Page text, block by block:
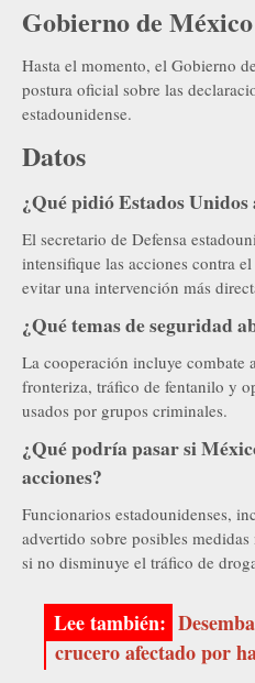
Gobierno de
Hasta el momento, el Gobierno
postura oficial sobre las
estadounidense.
Datos
¿Qué pidió Estados
El secretario de Defensa
intensifique las acciones contra
evitar una intervención más
¿Qué temas de seguridad
La cooperación incluye combate
fronteriza, tráfico de fentanilo y
usados por grupos criminales.
¿Qué podría pasar si
acciones?
Funcionarios estadounidenses,
advertido sobre posibles
si no disminuye el tráfico de
crucero afectado por